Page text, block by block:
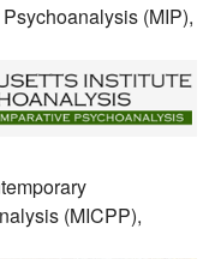
(MIP),
(MICPP),